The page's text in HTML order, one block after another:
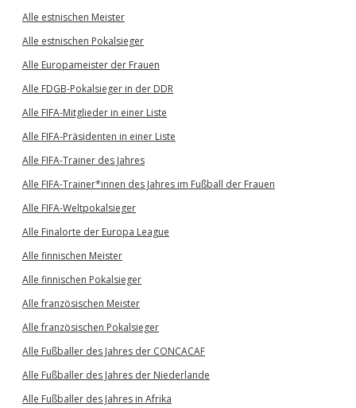
Alle estnischen Meister
Alle estnischen Pokalsieger
Alle Europameister der Frauen
Alle FDGB-Pokalsieger in der DDR
Alle FIFA-Mitglieder in einer Liste
Alle FIFA-Präsidenten in einer Liste
Alle FIFA-Trainer des Jahres
Alle FIFA-Trainer*innen des Jahres im Fußball der Frauen
Alle FIFA-Weltpokalsieger
Alle Finalorte der Europa League
Alle finnischen Meister
Alle finnischen Pokalsieger
Alle französischen Meister
Alle französischen Pokalsieger
Alle Fußballer des Jahres der CONCACAF
Alle Fußballer des Jahres der Niederlande
Alle Fußballer des Jahres in Afrika